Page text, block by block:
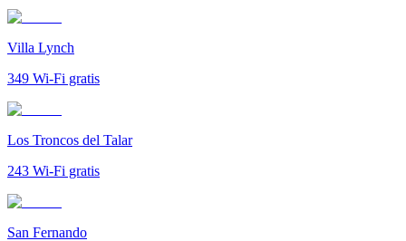
Villa Lynch
349 Wi-Fi gratis
Los Troncos del Talar
243 Wi-Fi gratis
San Fernando